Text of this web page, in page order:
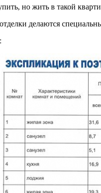
но жить в такой
делаются